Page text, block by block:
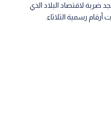
لاقتصاد البلاد الذي
رسمية الثلاثاء.